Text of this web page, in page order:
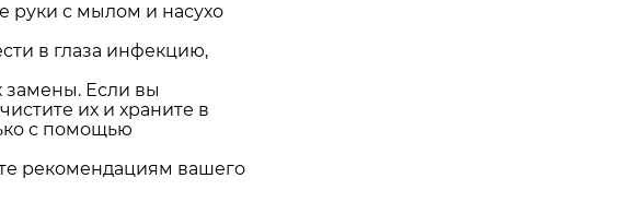
руки с мылом и насухо
в глаза инфекцию,
замены. Если вы
их и храните в
с помощью
рекомендациям вашего